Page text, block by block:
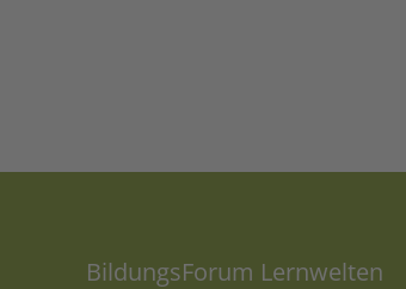
BildungsForum Lernwelten